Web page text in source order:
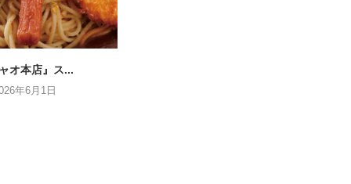
オ本店』ス...
年6月1日